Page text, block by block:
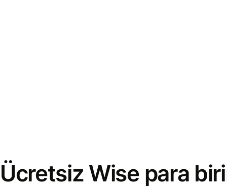
Ücretsiz Wise para